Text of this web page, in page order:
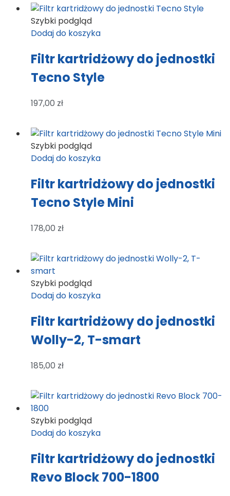
Szybki podgląd
Dodaj do koszyka
Filtr kartridżowy do jednostki
Tecno Style
197,00 zł
Szybki podgląd
Dodaj do koszyka
Filtr kartridżowy do jednostki
Tecno Style Mini
178,00 zł
Szybki podgląd
Dodaj do koszyka
Filtr kartridżowy do jednostki
Wolly-2, T-smart
185,00 zł
Szybki podgląd
Dodaj do koszyka
Filtr kartridżowy do jednostki
Revo Block 700-1800